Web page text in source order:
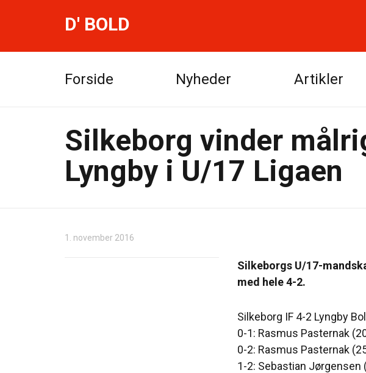
D' BOLD
Forside Nyheder Artikler
Silkeborg vinder
Lyngby i U/17 Ligaen
1. november 2016
Silkeborgs U/17-
med hele 4-2.
Silkeborg IF 4-2 Lyngby
0-1: Rasmus Pasternak
0-2: Rasmus Pasternak
1-2: Sebastian Jørgensen